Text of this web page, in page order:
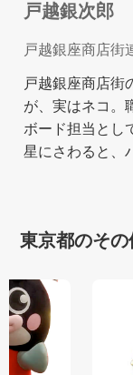
戸越銀次郎
戸越銀座商店街
戸越銀座商店街
が、実はネコ。
ボード担当とし
星にさわると、
東京都のそ